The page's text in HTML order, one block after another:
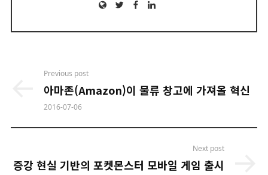
WebsiteTwitterFacebook
LinkedIn
navigation
Previous post
아마존(Amazon)이 물류 창고에 가져올 혁신
2016-07-06
Next post
증강 현실 기반의 포켓몬스터 모바일 게임 출시